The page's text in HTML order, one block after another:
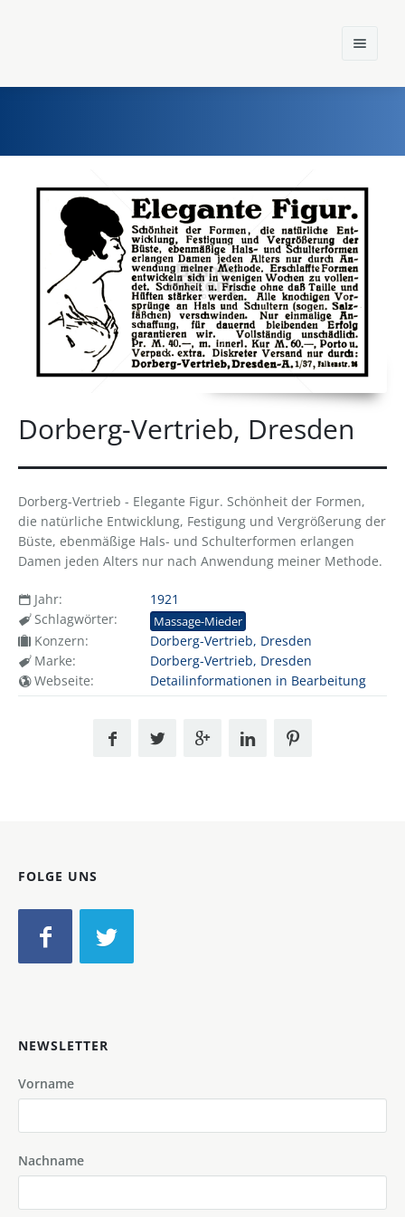
Einst und Heute
Konzerne
Dorberg-Vertrieb, Dresden
Dorberg-Vertrieb - Elegante Figur. Schönheit der Formen,
die natürliche Entwicklung, Festigung und Vergrößerung der
Büste, ebenmäßige Hals- und Schulterformen erlangen
Damen jeden Alters nur nach Anwendung meiner Methode.
Jahr:
1921
Schlagwörter:
Massage-Mieder
Konzern:
Dorberg-Vertrieb, Dresden
Marke:
Dorberg-Vertrieb, Dresden
Webseite:
Detailinformationen in Bearbeitung
FOLGE UNS
NEWSLETTER
Vorname
Nachname